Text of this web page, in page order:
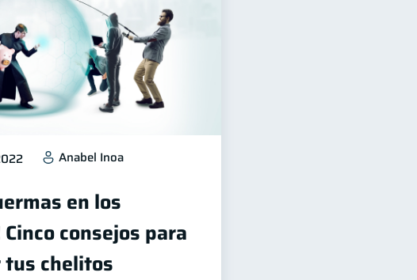
Finanzas Personales
1 inversiones 1
información financiera
Anabel Inoa
en los
consejos para
chelitos